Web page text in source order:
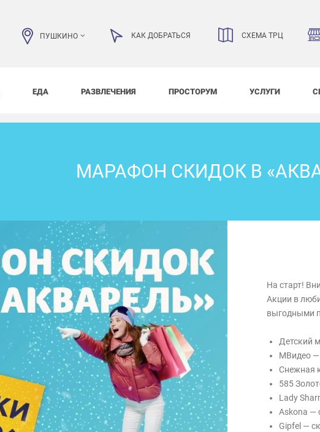
ПУШКИНО КАК ДОБРАТЬСЯ СХЕМА ТРЦ
ЕДА РАЗВЛЕЧЕНИЯ ПРОСТОРУМ УСЛУГИ
МАРАФОН СКИДОК В
На старт!
Акции в
выгодными
Детский
МВидео —
Снежная
585
Lady
Askona —
Gipfel —